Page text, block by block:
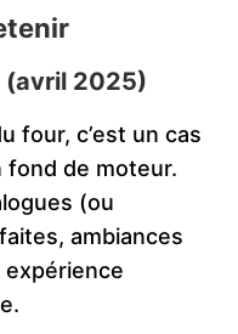
(avril 2025)
four, c’est un cas
fond de moteur.
(ou
ambiances
expérience